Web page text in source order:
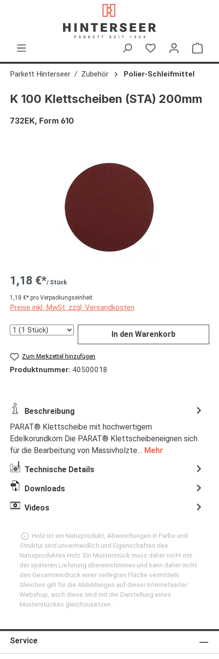
Parkett Hinterseer Zubehör Polier-Schleifmittel
K 100 Klettscheiben (STA) 200mm
732EK, Form 610
1,18 €*/ Stück
1,18 €* pro Verpackungseinheit
Preise inkl. MwSt. zzgl. Versandkosten
Anzahl In den Warenkorb
Zum Merkzettel hinzufügen
Produktnummer: 40500018
Beschreibung
PARAT® Klettscheibe mit hochwertigem
Edelkorundkorn Die PARAT® Klettscheibeneignen sich
für die Bearbeitung von Massivholzte… Mehr
Technische Details
Downloads
Videos
Holz ist ein Naturprodukt, Abweichungen in Farbe und
Struktur sind unvermeidlich und Eigenschaften des
Naturproduktes Holz. Ein Musterstück muss daher nicht mit
der späteren Lieferung übereinstimmen und kann daher nicht
den Gesamteindruck einer verlegten Fläche vermitteln.
Gleiches gilt für die Abbildungen auf dieser Internetseite/
Webshop, auch diese sind mit der Darstellung eines
Musterstückes gleichzusetzen.
Service